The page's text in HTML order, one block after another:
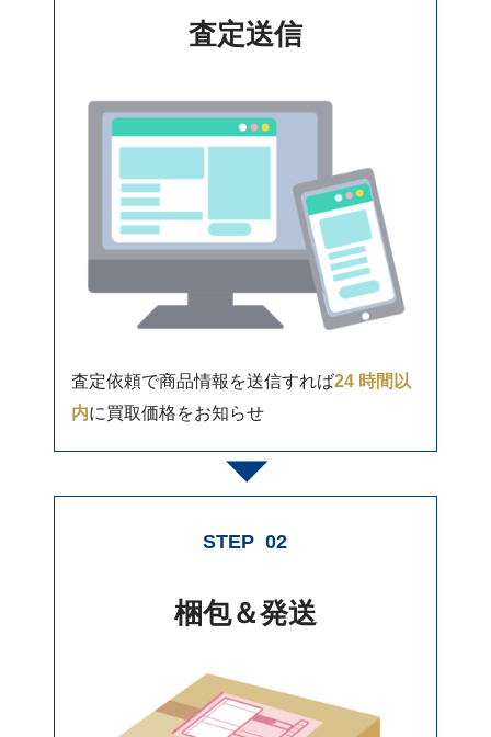
査定送信
査定依頼で商品情報を送信すれば24 時間以
内に買取価格をお知らせ
STEP 02
梱包＆発送